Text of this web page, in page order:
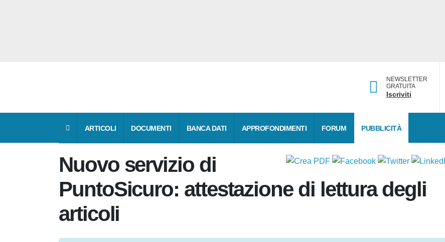
NEWSLETTER
GRATUITA
Iscriviti
ARTICOLI DOCUMENTI BANCA DATI APPROFONDIMENTI FORUM PUBBLICITÀ
Nuovo servizio di
PuntoSicuro: attestazione di lettura degli
articoli